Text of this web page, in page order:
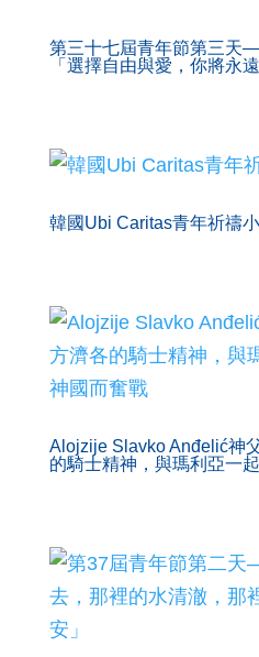
第三十七屆青年節第三天
「選擇自由與愛，你將永遠
韓國Ubi Caritas青年祈禱
Alojzije Slavko Anđelić神
的騎士精神，與瑪利亞一